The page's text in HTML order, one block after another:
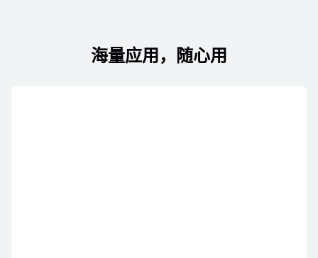
海量应用，随心用